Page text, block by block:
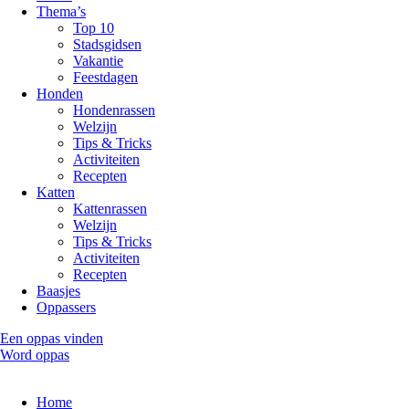
Thema’s
Top 10
Stadsgidsen
Vakantie
Feestdagen
Honden
Hondenrassen
Welzijn
Tips & Tricks
Activiteiten
Recepten
Katten
Kattenrassen
Welzijn
Tips & Tricks
Activiteiten
Recepten
Baasjes
Oppassers
Een oppas vinden
Word oppas
Home